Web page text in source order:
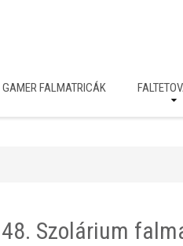
GAMER FALMATRICÁK
48. Szolárium